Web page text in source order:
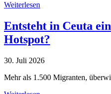
Weiterlesen
Entsteht in Ceuta
Hotspot?
30. Juli 2026
Mehr als 1.500 Migranten,